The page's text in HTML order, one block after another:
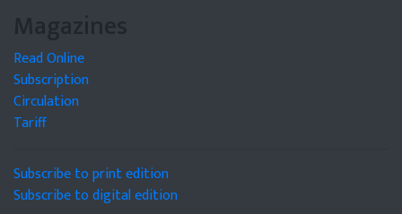
Magazines
Read Online
Subscription
Circulation
Tariff
Subscribe to print edition
Subscribe to digital edition